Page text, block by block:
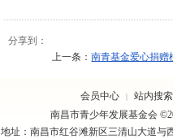
分享到：
上一条：南青基金爱心捐赠
会员中心 |
站内搜索
南昌市青少年发展基金会
地址：南昌市红谷滩新区三清山大道与